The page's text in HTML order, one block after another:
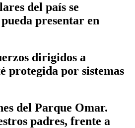
del país se
presentar en
dirigidos a
protegida por sistemas
del Parque Omar.
padres, frente a